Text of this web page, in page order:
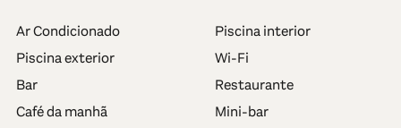
Ar Condicionado
Piscina interior
Piscina exterior
Wi-Fi
Bar
Restaurante
Café da manhã
Mini-bar